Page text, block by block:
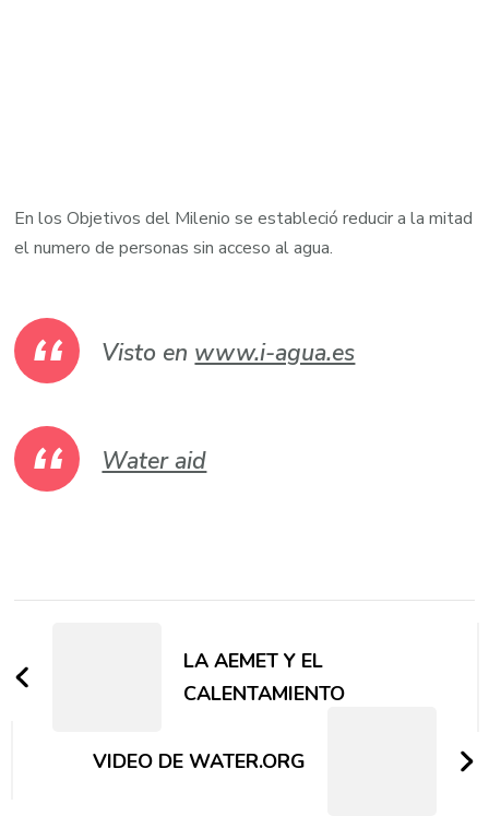
En los Objetivos del Milenio se estableció reducir a la mitad
el numero de personas sin acceso al agua.
Visto en www.i-agua.es
Water aid
NavigationLA AEMET Y EL
CALENTAMIENTO
VIDEO DE WATER.ORG